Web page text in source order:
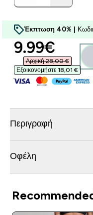
Έκπτωση 40% |
9.99€‎
Αρχική 28,00 €‎
Εξοικονομήστε 18,01 €‎
Περιγραφή
Οφέλη